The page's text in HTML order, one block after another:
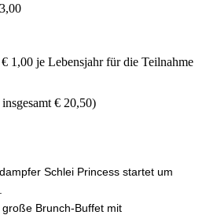
1,00 je Lebensjahr für die Teilnahme
€ 20,50)
Schlei Princess startet um
Brunch-Buffet mit